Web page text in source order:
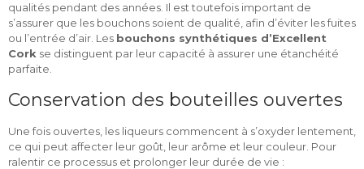
qualités pendant des années. Il est toutefois important de
s’assurer que les bouchons soient de qualité, afin d’éviter les fuites
ou l’entrée d’air. Les bouchons synthétiques d’Excellent
Cork se distinguent par leur capacité à assurer une étanchéité
parfaite.
Conservation des bouteilles ouvertes
Une fois ouvertes, les liqueurs commencent à s’oxyder lentement,
ce qui peut affecter leur goût, leur arôme et leur couleur. Pour
ralentir ce processus et prolonger leur durée de vie :